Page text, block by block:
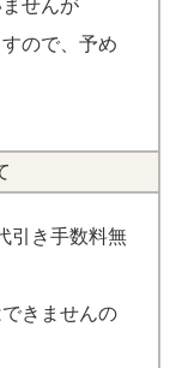
せんが
ので、予め
引き手数料無
きませんの